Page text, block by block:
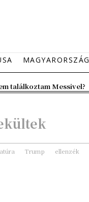
MAGYARORSZÁG
találkoztam Messivel?
Trump ellenzék